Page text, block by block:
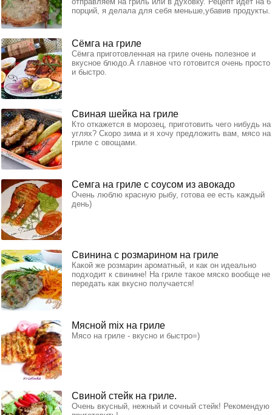
порций, я делала для себя меньше,убавив продукты.
Сёмга на гриле
Сёмга приготовленная на гриле очень полезное и
вкусное блюдо.А главное что готовится очень просто
и быстро.
Свиная шейка на гриле
Кто откажется в морозец, приготовить чего нибудь на
углях? Скоро зима и я хочу предложить вам, мясо на
гриле с овощами.
Семга на гриле с соусом из авокадо
Очень люблю красную рыбу, готова ее есть каждый
день)
Свинина с розмарином на гриле
Какой же розмарин ароматный, и как он идеально
подходит к свинине! На гриле такое мяско вообще не
передать как вкусно получается!
Мясной mix на гриле
Мясо на гриле - вкусно и быстро=)
Свиной стейк на гриле.
Очень вкусный, нежный и сочный стейк! Рекомендую